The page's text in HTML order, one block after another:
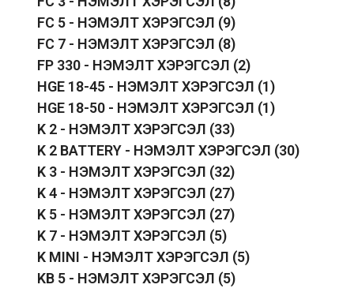
FC 5 - НЭМЭЛТ ХЭРЭГСЭЛ (9)
FC 7 - НЭМЭЛТ ХЭРЭГСЭЛ (8)
FP 330 - НЭМЭЛТ ХЭРЭГСЭЛ (2)
HGE 18-45 - НЭМЭЛТ ХЭРЭГСЭЛ (1)
HGE 18-50 - НЭМЭЛТ ХЭРЭГСЭЛ (1)
K 2 - НЭМЭЛТ ХЭРЭГСЭЛ (33)
K 2 BATTERY - НЭМЭЛТ ХЭРЭГСЭЛ (30)
K 3 - НЭМЭЛТ ХЭРЭГСЭЛ (32)
K 4 - НЭМЭЛТ ХЭРЭГСЭЛ (27)
K 5 - НЭМЭЛТ ХЭРЭГСЭЛ (27)
K 7 - НЭМЭЛТ ХЭРЭГСЭЛ (5)
K MINI - НЭМЭЛТ ХЭРЭГСЭЛ (5)
KB 5 - НЭМЭЛТ ХЭРЭГСЭЛ (5)